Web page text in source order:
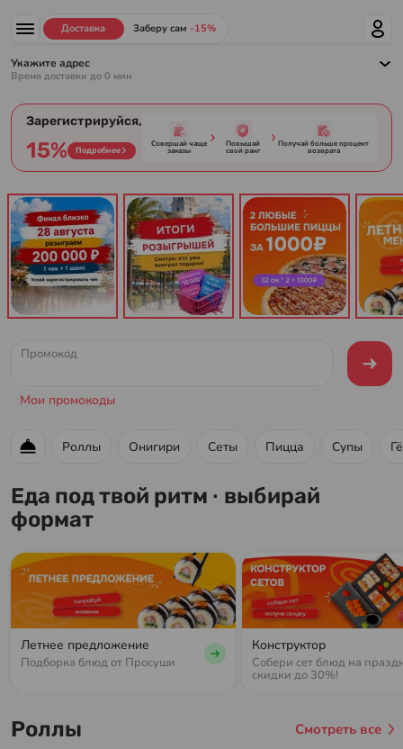
Доставка Заберу сам -15%
Укажите адрес
Время доставки до 0 мин
Зарегистрируйся,
15% Подробнее
Совершай чаще
заказы
Повышай
свой ранг
Получай больше процент
возврата
Промокод
Мои промокоды
Меню ресторана
Роллы Онигири Сеты Пицца Супы
Еда под твой ритм · выбирай
формат
Летнее предложение
Подборка блюд от Просуши
Конструктор
Собери сет блюд на
скидки до 30%!
Роллы Смотреть все